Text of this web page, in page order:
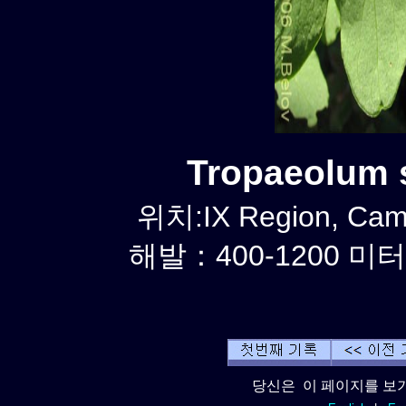
Tropaeolum
위치:IX Region,
해발：400-1200 미
당신은 이 페이지를 보